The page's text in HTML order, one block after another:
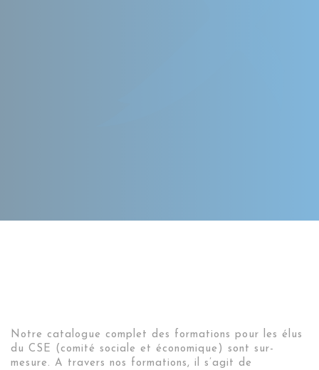
Notre catalogue complet des formations pour les élus
du CSE (comité sociale et économique) sont sur-
mesure. A travers nos formations, il s’agit de